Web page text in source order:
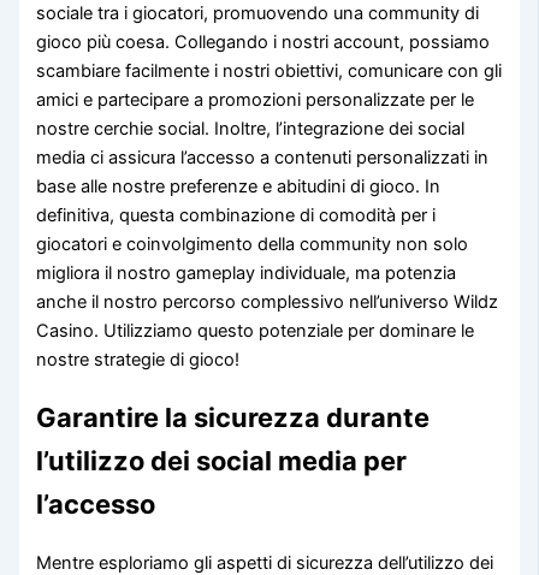
sociale tra i giocatori, promuovendo una community di
gioco più coesa. Collegando i nostri account, possiamo
scambiare facilmente i nostri obiettivi, comunicare con gli
amici e partecipare a promozioni personalizzate per le
nostre cerchie social. Inoltre, l’integrazione dei social
media ci assicura l’accesso a contenuti personalizzati in
base alle nostre preferenze e abitudini di gioco. In
definitiva, questa combinazione di comodità per i
giocatori e coinvolgimento della community non solo
migliora il nostro gameplay individuale, ma potenzia
anche il nostro percorso complessivo nell’universo Wildz
Casino. Utilizziamo questo potenziale per dominare le
nostre strategie di gioco!
Garantire la sicurezza durante
l’utilizzo dei social media per
l’accesso
Mentre esploriamo gli aspetti di sicurezza dell’utilizzo dei